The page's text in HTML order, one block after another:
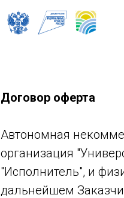
Договор оферта
Автономная
организация
"Исполнитель", и
дальнейшем